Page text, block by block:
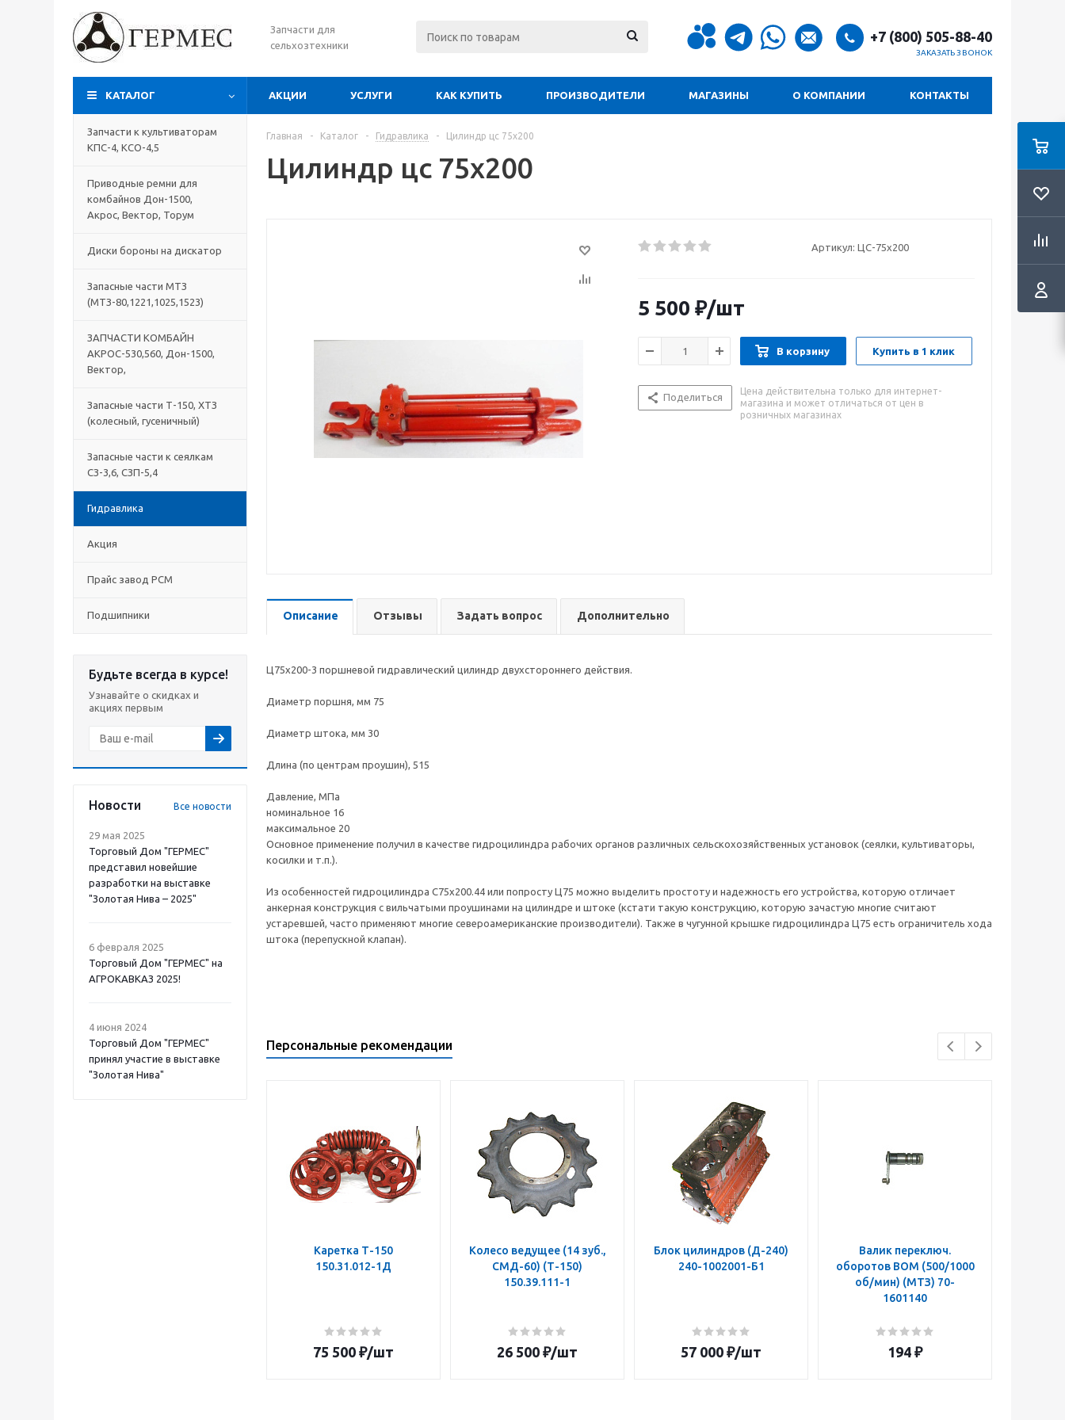
Запчасти для
сельхозтехники
+7 (800) 505-88-40
ЗАКАЗАТЬ ЗВОНОК
КАТАЛОГ АКЦИИ УСЛУГИ КАК КУПИТЬ ПРОИЗВОДИТЕЛИ МАГАЗИНЫ О КОМПАНИИ КОНТАКТЫ
Запчасти к культиваторам
КПС-4, КСО-4,5
Приводные ремни для
комбайнов Дон-1500,
Акрос, Вектор, Торум
Диски бороны на дискатор
Запасные части МТЗ
(МТЗ-80,1221,1025,1523)
ЗАПЧАСТИ КОМБАЙН
АКРОС-530,560, Дон-1500,
Вектор,
Запасные части Т-150, ХТЗ
(колесный, гусеничный)
Запасные части к сеялкам
СЗ-3,6, СЗП-5,4
Гидравлика
Акция
Прайс завод РСМ
Подшипники
Будьте всегда в курсе!
Узнавайте о скидках и
акциях первым
Новости Все новости
29 мая 2025
Торговый Дом "ГЕРМЕС"
представил новейшие
разработки на выставке
"Золотая Нива – 2025"
6 февраля 2025
Торговый Дом "ГЕРМЕС" на
АГРОКАВКАЗ 2025!
4 июня 2024
Торговый Дом "ГЕРМЕС"
принял участие в выставке
"Золотая Нива"
Главная - Каталог - Гидравлика - Цилиндр цс 75х200
Цилиндр цс 75х200
Артикул: ЦС-75х200
5 500 ₽/шт
В корзину Купить в 1 клик
Поделиться
Цена действительна только для интернет-
магазина и может отличаться от цен в
розничных магазинах
Описание Отзывы Задать вопрос Дополнительно
Ц75х200-3 поршневой гидравлический цилиндр двухстороннего действия.
Диаметр поршня, мм 75
Диаметр штока, мм 30
Длина (по центрам проушин), 515
Давление, МПа
номинальное 16
максимальное 20
Основное применение получил в качестве гидроцилиндра рабочих органов различных сельскохозяйственных установок (сеялки, культиваторы,
косилки и т.п.).
Из особенностей гидроцилиндра С75х200.44 или попросту Ц75 можно выделить простоту и надежность его устройства, которую отличает
анкерная конструкция с вильчатыми проушинами на цилиндре и штоке (кстати такую конструкцию, которую зачастую многие считают
устаревшей, часто применяют многие североамериканские производители). Также в чугунной крышке гидроцилиндра Ц75 есть ограничитель хода
штока (перепускной клапан).
Персональные рекомендации
Каретка Т-150
150.31.012-1Д
75 500 ₽/шт
Колесо ведущее (14 зуб.,
СМД-60) (Т-150)
150.39.111-1
26 500 ₽/шт
Блок цилиндров (Д-240)
240-1002001-Б1
57 000 ₽/шт
Валик переключ.
оборотов ВОМ (500/1000
об/мин) (МТЗ) 70-
1601140
194 ₽